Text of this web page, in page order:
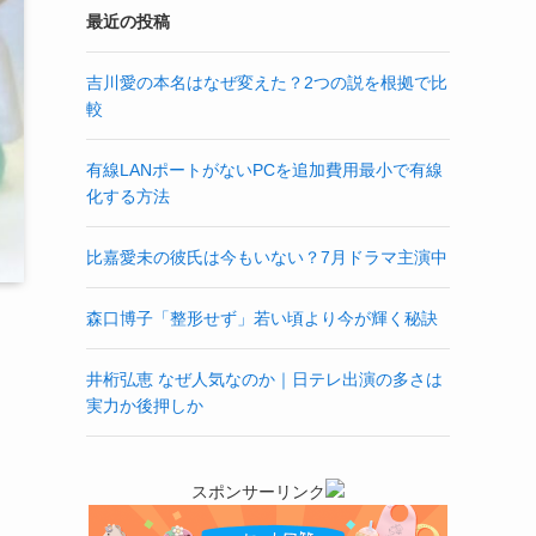
最近の投稿
吉川愛の本名はなぜ変えた？2つの説を根拠で比
較
有線LANポートがないPCを追加費用最小で有線
化する方法
比嘉愛未の彼氏は今もいない？7月ドラマ主演中
森口博子「整形せず」若い頃より今が輝く秘訣
井桁弘恵 なぜ人気なのか｜日テレ出演の多さは
実力か後押しか
スポンサーリンク